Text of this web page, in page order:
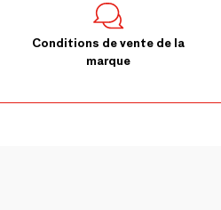
Conditions de vente de la
marque